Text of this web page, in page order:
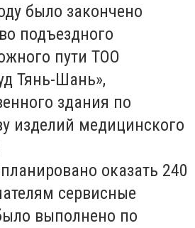
было закончено
подъездного
пути ТОО
Тянь-Шань»,
здания по
изделий медицинского
оказать 240
сервисные
выполнено по